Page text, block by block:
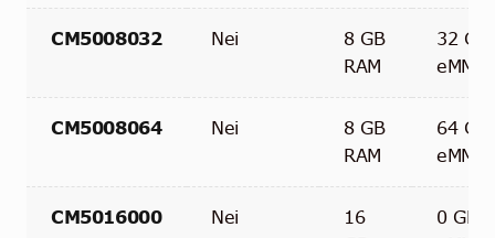
CM5008032 Nei
8 GB
RAM
32 GB
eMMC
CM5008064 Nei
8 GB
RAM
64 GB
eMMC
CM5016000 Nei
16
0 GB